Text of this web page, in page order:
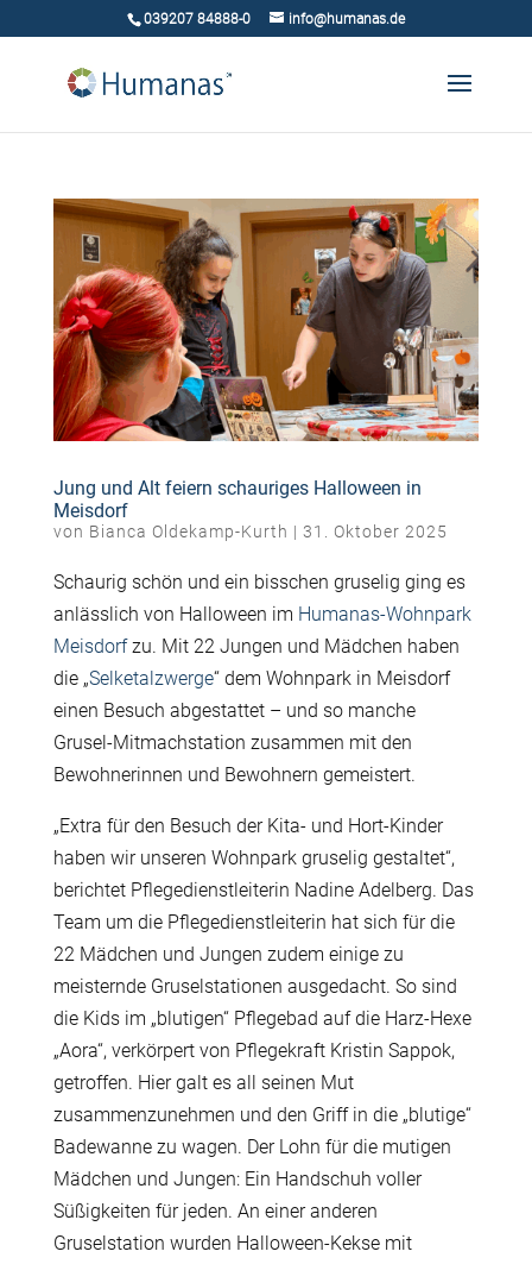
039207 84888-0 info@humanas.de
Jung und Alt feiern schauriges Halloween in
Meisdorf
von Bianca Oldekamp-Kurth | 31. Oktober 2025
Schaurig schön und ein bisschen gruselig ging es
anlässlich von Halloween im Humanas-Wohnpark
Meisdorfzu. Mit 22 Jungen und Mädchen haben
die „Selketalzwerge“ dem Wohnpark in Meisdorf
einen Besuch abgestattet – und so manche
Grusel-Mitmachstation zusammen mit den
Bewohnerinnen und Bewohnern gemeistert.
„Extra für den Besuch der Kita- und Hort-Kinder
haben wir unseren Wohnpark gruselig gestaltet“,
berichtet Pflegedienstleiterin Nadine Adelberg. Das
Team um die Pflegedienstleiterin hat sich für die
22 Mädchen und Jungen zudem einige zu
meisternde Gruselstationen ausgedacht. So sind
die Kids im „blutigen“ Pflegebad auf die Harz-Hexe
„Aora“, verkörpert von Pflegekraft Kristin Sappok,
getroffen. Hier galt es all seinen Mut
zusammenzunehmen und den Griff in die „blutige“
Badewanne zu wagen. Der Lohn für die mutigen
Mädchen und Jungen: Ein Handschuh voller
Süßigkeiten für jeden. An einer anderen
Gruselstation wurden Halloween-Kekse mit